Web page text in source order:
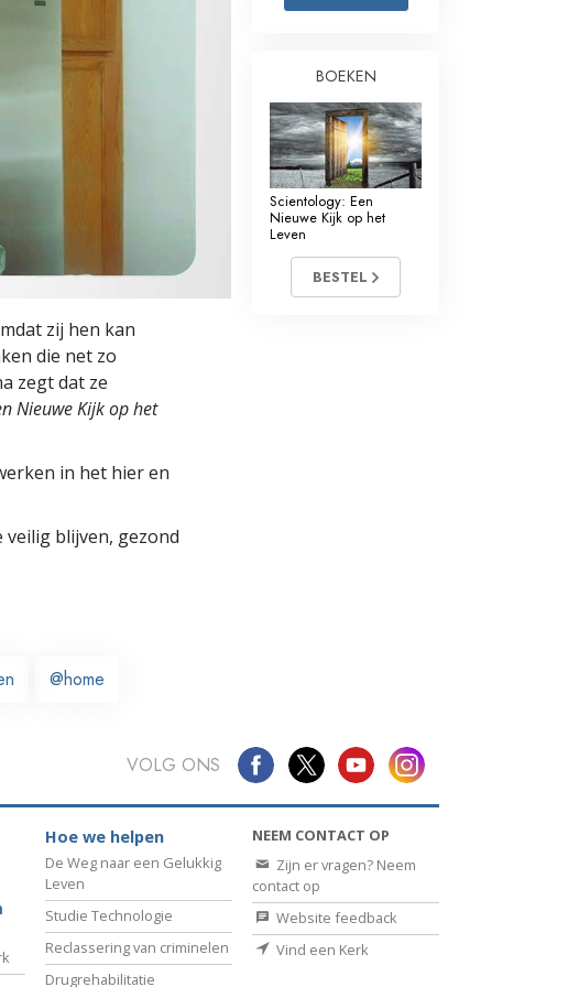
Hulpmiddelen bij het Dagelijks Werk
Ethiek en de Condities
De Oorzaak van Onderdrukking
Feitenonderzoek
De Grondbeginselen van Organiseren
zij hen kan
die net zo
zegt dat ze
Nieuwe Kijk op het
in het hier en
veilig blijven, gezond
@home
BOEKEN
Scientology: Een
Nieuwe Kijk op het
Leven
BESTEL
VOLG ONS
Hoe we helpen
De Weg naar een Gelukkig
Leven
Studie Technologie
Reclassering van criminelen
Drugrehabilitatie
NEEM CONTACT OP
Zijn er vragen? Neem
contact op
Website feedback
Vind een Kerk